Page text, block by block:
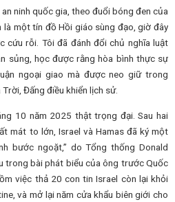
ninh quốc gia, theo đuổi bóng đen của
một tín đồ Hồi giáo sùng đạo, giờ đây
rỗi. Tôi đã đánh đổi chủ nghĩa luật
sủng, học được rằng hòa bình thực sự
ngoại giao mà được neo giữ trong
Đấng điều khiển lịch sử.
10 năm 2025 thật trọng đại. Sau hai
mát to lớn, Israel và Hamas đã ký một
bước ngoặt,” do Tổng thống Donald
trong bài phát biểu của ông trước Quốc
việc thả 20 con tin Israel còn lại khỏi
và mở lại năm cửa khẩu biên giới cho